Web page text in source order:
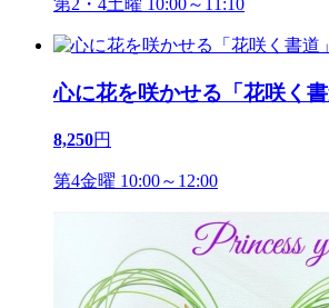
第2・4土曜 10:00～11:10
心に花を咲かせる「花咲く
8,250円
第4金曜 10:00～12:00